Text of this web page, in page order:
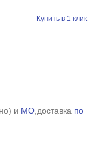
Купить в 1 клик
) и МО,доставка по